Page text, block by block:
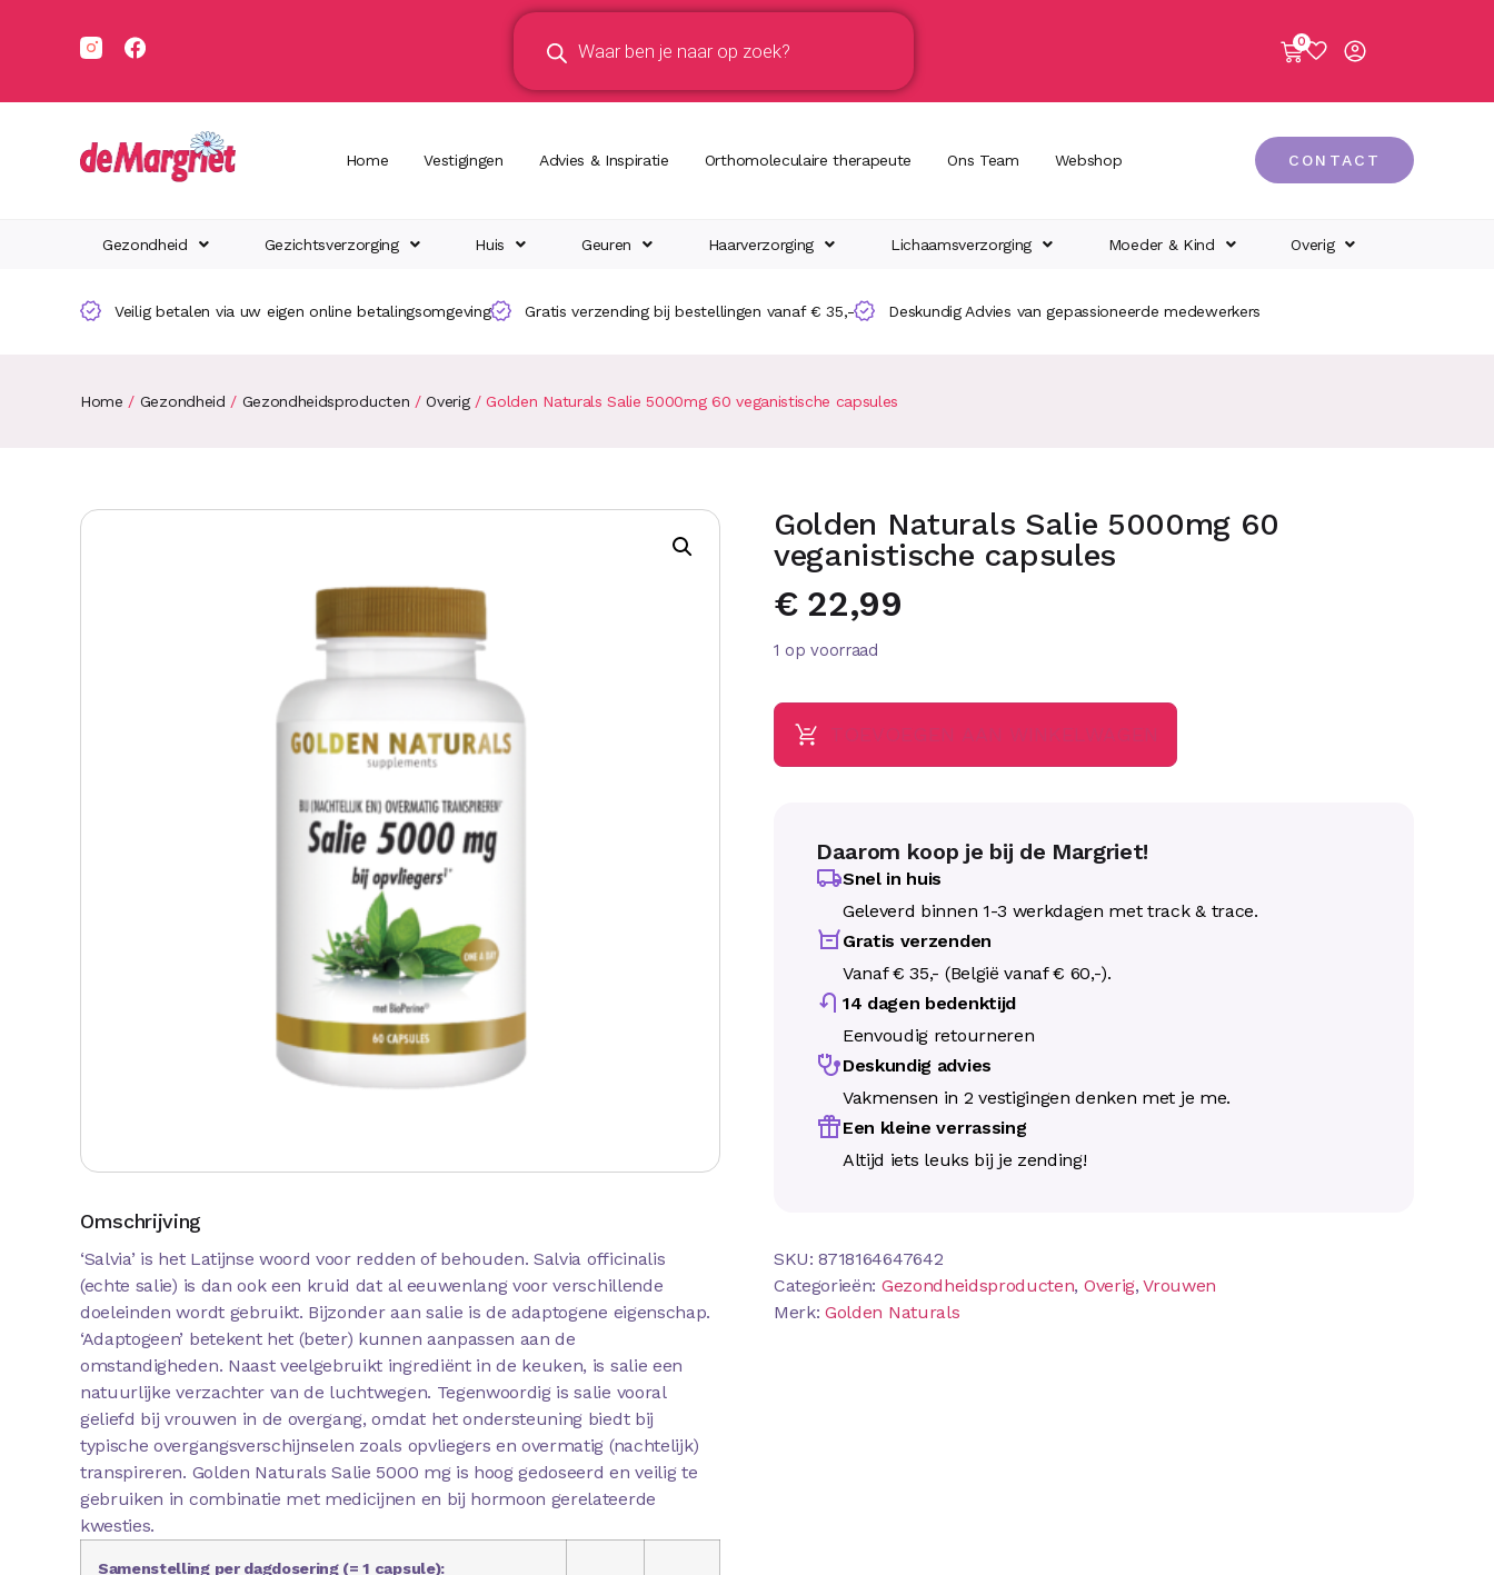
0
Home Vestigingen Advies & Inspiratie Orthomoleculaire therapeute Ons Team Webshop CONTACT
Gezondheid Gezichtsverzorging Huis Geuren Haarverzorging Lichaamsverzorging Moeder & Kind Overig
Veilig betalen via uw eigen online betalingsomgeving Gratis verzending bij bestellingen vanaf € 35,- Deskundig Advies van gepassioneerde medewerkers
Home / Gezondheid / Gezondheidsproducten /Overig/ Golden Naturals Salie 5000mg 60 veganistische capsules
Omschrijving
‘Salvia’ is het Latijnse woord voor redden of behouden. Salvia officinalis
(echte salie) is dan ook een kruid dat al eeuwenlang voor verschillende
doeleinden wordt gebruikt. Bijzonder aan salie is de adaptogene eigenschap.
‘Adaptogeen’ betekent het (beter) kunnen aanpassen aan de
omstandigheden. Naast veelgebruikt ingrediënt in de keuken, is salie een
natuurlijke verzachter van de luchtwegen. Tegenwoordig is salie vooral
geliefd bij vrouwen in de overgang, omdat het ondersteuning biedt bij
typische overgangsverschijnselen zoals opvliegers en overmatig (nachtelijk)
transpireren. Golden Naturals Salie 5000 mg is hoog gedoseerd en veilig te
gebruiken in combinatie met medicijnen en bij hormoon gerelateerde
kwesties.
Samenstelling per dagdosering (= 1 capsule):
Golden Naturals Salie 5000mg 60
veganistische capsules
€22,99
1 op voorraad
Daarom koop je bij de Margriet!
Snel in huis
Geleverd binnen 1-3 werkdagen met track & trace.
Gratis verzenden
Vanaf € 35,- (België vanaf € 60,-).
14 dagen bedenktijd
Eenvoudig retourneren
Deskundig advies
Vakmensen in 2 vestigingen denken met je me.
Een kleine verrassing
Altijd iets leuks bij je zending!
SKU:8718164647642
Categorieën: Gezondheidsproducten, Overig,Vrouwen
Merk:Golden Naturals